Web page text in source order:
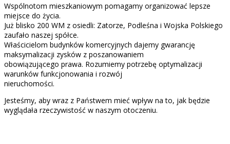
Wspólnotom mieszkaniowym pomagamy organizować lepsze
miejsce do życia.
Już blisko 200 WM z osiedli: Zatorze, Podleśna i Wojska Polskiego
zaufało naszej spółce.
Właścicielom budynków komercyjnych dajemy gwarancję
maksymalizacji zysków z poszanowaniem
obowiązującego prawa. Rozumiemy potrzebę optymalizacji
warunków funkcjonowania i rozwój
nieruchomości.
Jesteśmy, aby wraz z Państwem mieć wpływ na to, jak będzie
wyglądała rzeczywistość w naszym otoczeniu.